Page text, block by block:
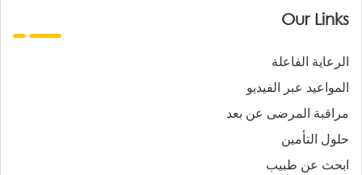
Our Links
الرعاية الفاعلة
المواعيد عبر الفيديو
مراقبة المرضى عن بعد
حلول التأمين
ابحث عن طبيب